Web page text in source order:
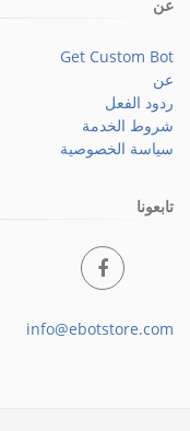
عن
Get Custom Bot
عن
ردود الفعل
شروط الخدمة
سياسة الخصوصية
تابعونا
info@ebotstore.com